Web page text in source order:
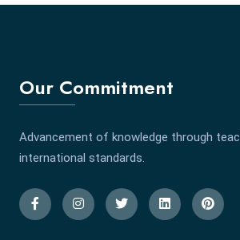
Our Commitment
Advancement of knowledge through
international standards.